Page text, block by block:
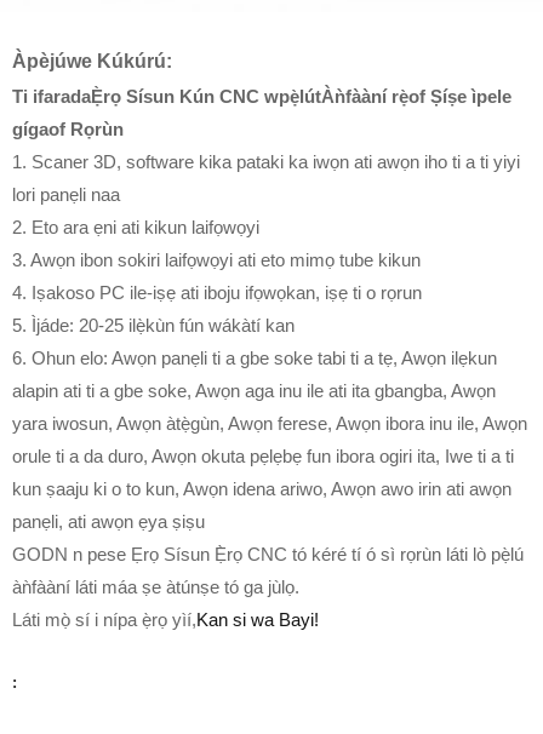
Àpèjúwe Kúkúrú:
Ti ifaradaẸ̀rọ Sísun Kún CNC wpẹ̀lútÀǹfààní rẹ̀of Ṣíṣe ìpele
gígaof Rọrùn
1. Scaner 3D, software kika pataki ka iwọn ati awọn iho ti a ti yiyi
lori panẹli naa
2. Eto ara ẹni ati kikun laifọwọyi
3. Awọn ibon sokiri laifọwọyi ati eto mimọ tube kikun
4. Iṣakoso PC ile-iṣẹ ati iboju ifọwọkan, iṣẹ ti o rọrun
5. Ìjáde: 20-25 ilẹ̀kùn fún wákàtí kan
6. Ohun elo: Awọn panẹli ti a gbe soke tabi ti a tẹ, Awọn ilẹkun
alapin ati ti a gbe soke, Awọn aga inu ile ati ita gbangba, Awọn
yara iwosun, Awọn àtẹ̀gùn, Awọn ferese, Awọn ibora inu ile, Awọn
orule ti a da duro, Awọn okuta pẹlẹbẹ fun ibora ogiri ita, Iwe ti a ti
kun ṣaaju ki o to kun, Awọn idena ariwo, Awọn awo irin ati awọn
panẹli, ati awọn ẹya ṣiṣu
GODN n pese Ẹrọ Sísun Ẹ̀rọ CNC tó kéré tí ó sì rọrùn láti lò pẹ̀lú
àǹfààní láti máa ṣe àtúnṣe tó ga jùlọ.
Láti mọ̀ sí i nípa ẹ̀rọ yìí,Kan si wa Bayi!
: